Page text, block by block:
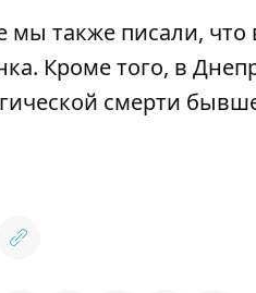
мы также писали, что
Кроме того, в
смерти